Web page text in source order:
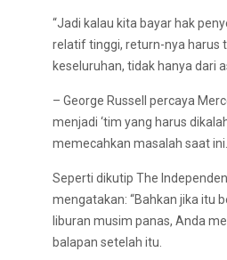
“Jadi kalau kita bayar hak
relatif tinggi, return-nya harus
keseluruhan, tidak hanya dari
– George Russell percaya
menjadi ‘tim yang harus
memecahkan masalah saat ini.
Seperti dikutip The
mengatakan: “Bahkan jika itu
liburan musim panas, Anda
balapan setelah itu.